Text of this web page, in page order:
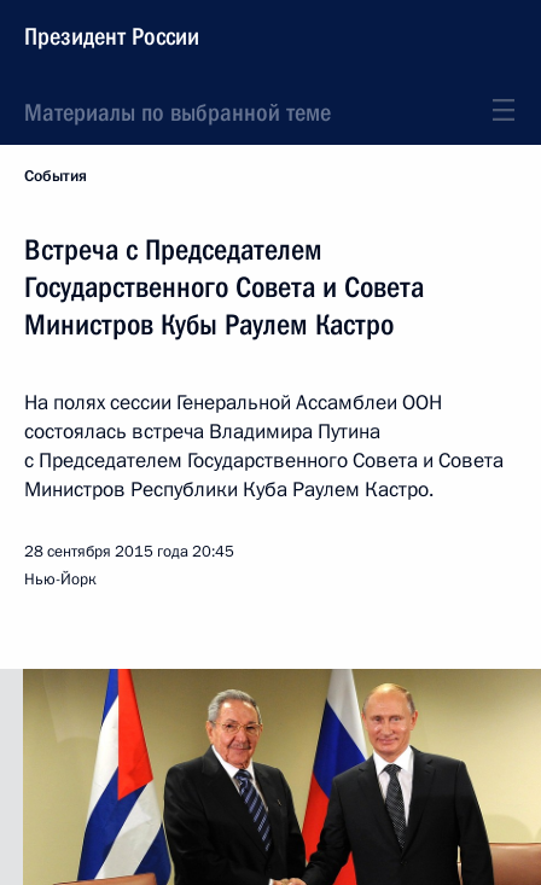
Президент России
Материалы по выбранной теме
События
Встреча с Председателем
Государственного Совета и Совета
Министров Кубы Раулем Кастро
На полях сессии Генеральной Ассамблеи ООН
состоялась встреча Владимира Путина
с Председателем Государственного Совета и Совета
Министров Республики Куба Раулем Кастро.
28 сентября 2015 года20:45
Нью-Йорк